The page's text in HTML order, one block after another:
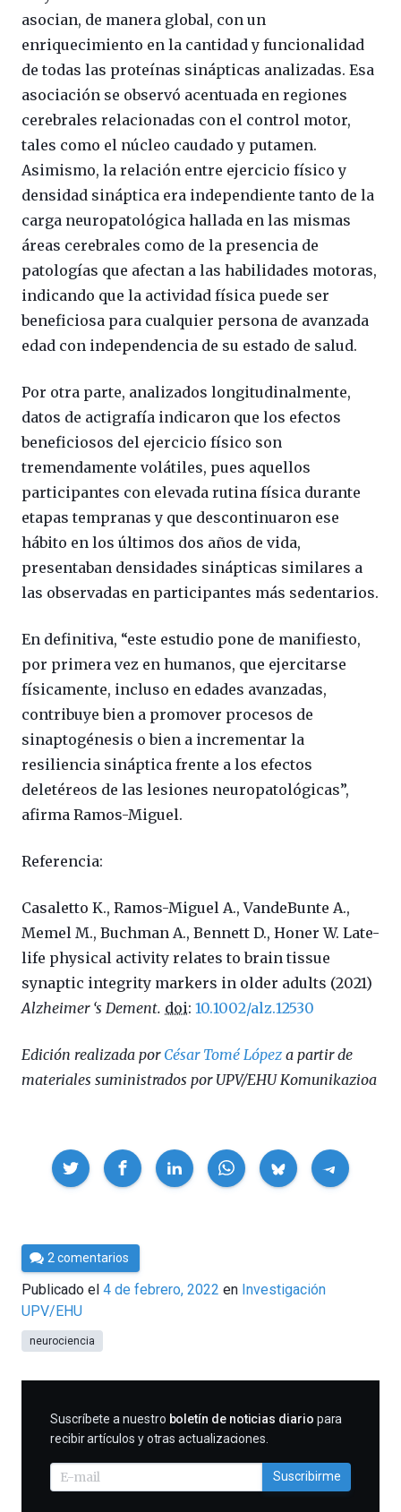
asocian, de manera global, con un
enriquecimiento en la cantidad y funcionalidad
de todas las proteínas sinápticas analizadas. Esa
asociación se observó acentuada en regiones
cerebrales relacionadas con el control motor,
tales como el núcleo caudado y putamen.
Asimismo, la relación entre ejercicio físico y
densidad sináptica era independiente tanto de la
carga neuropatológica hallada en las mismas
áreas cerebrales como de la presencia de
patologías que afectan a las habilidades motoras,
indicando que la actividad física puede ser
beneficiosa para cualquier persona de avanzada
edad con independencia de su estado de salud.
Por otra parte, analizados longitudinalmente,
datos de actigrafía indicaron que los efectos
beneficiosos del ejercicio físico son
tremendamente volátiles, pues aquellos
participantes con elevada rutina física durante
etapas tempranas y que descontinuaron ese
hábito en los últimos dos años de vida,
presentaban densidades sinápticas similares a
las observadas en participantes más sedentarios.
En definitiva, “este estudio pone de manifiesto,
por primera vez en humanos, que ejercitarse
físicamente, incluso en edades avanzadas,
contribuye bien a promover procesos de
sinaptogénesis o bien a incrementar la
resiliencia sináptica frente a los efectos
deletéreos de las lesiones neuropatológicas”,
afirma Ramos-Miguel.
Referencia:
Casaletto K., Ramos-Miguel A., VandeBunte A.,
Memel M., Buchman A., Bennett D., Honer W. Late-
life physical activity relates to brain tissue
synaptic integrity markers in older adults (2021)
Alzheimer ‘s Dement. doi: 10.1002/alz.12530
Edición realizada por César Tomé López a partir de
materiales suministrados por UPV/EHU Komunikazioa
Compartir
Por
César
Tomé
2 comentarios
Publicado el 4 de febrero, 2022 en Investigación
UPV/EHU
neurociencia
SUSCRIBIRME
Suscríbete a nuestro boletín de noticias diario para
recibir artículos y otras actualizaciones.
Suscribirme